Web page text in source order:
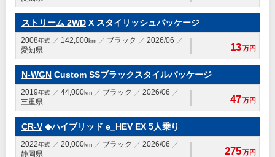
ストリーム 2WD X スタイリッシュパッケージ
2008年式 142,000km ブラック
2026/06
愛知県
13万円
N-WGN Custom SSブラックスタイルパッケージ
2019年式 44,000km ブラック
2026/06
三重県
47万円
CR-V ◆ハイブリッド e_HEV EX 5人乗り
2022年式 20,000km ブラック
2026/06
静岡県
275万円